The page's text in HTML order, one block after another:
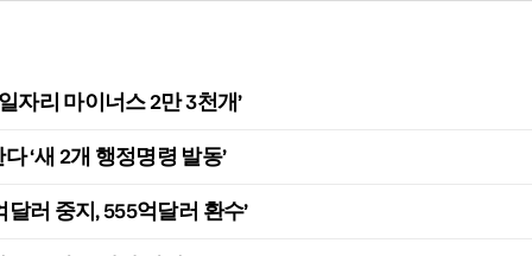
자리 마이너스 2만 3천개’
‘새 2개 행정명령 발동’
러 중지, 555억달러 환수’